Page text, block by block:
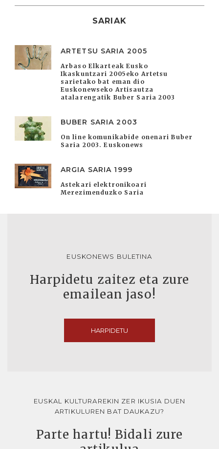
SARIAK
ARTETSU SARIA 2005
Arbaso Elkarteak Eusko
Ikaskuntzari 2005eko Artetsu
sarietako bat eman dio
Euskonewseko Artisautza
atalarengatik Buber Saria 2003
BUBER SARIA 2003
On line komunikabide onenari Buber
Saria 2003. Euskonews
ARGIA SARIA 1999
Astekari elektronikoari
Merezimenduzko Saria
EUSKONEWS BULETINA
Harpidetu zaitez eta zure
emailean jaso!
HARPIDETU
EUSKAL KULTURAREKIN ZER IKUSIA DUEN
ARTIKULUREN BAT DAUKAZU?
Parte hartu! Bidali zure